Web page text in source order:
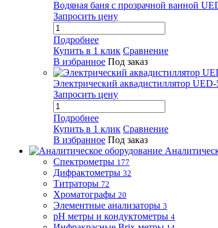
Водяная баня с прозрачной ванной
Запросить цену
Подробнее
Купить в 1 клик Сравнение
В избранное Под заказ
Электрический аквадистиллятор UED-
Запросить цену
Подробнее
Купить в 1 клик Сравнение
В избранное Под заказ
Спектрометры 177
Дифрактометры 32
Титраторы 72
Хроматографы 20
Элементные анализаторы 3
pH метры и кондуктометры 4